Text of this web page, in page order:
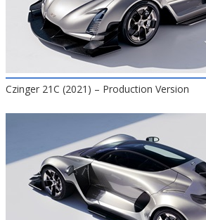
Czinger 21C (2021) – Production Version